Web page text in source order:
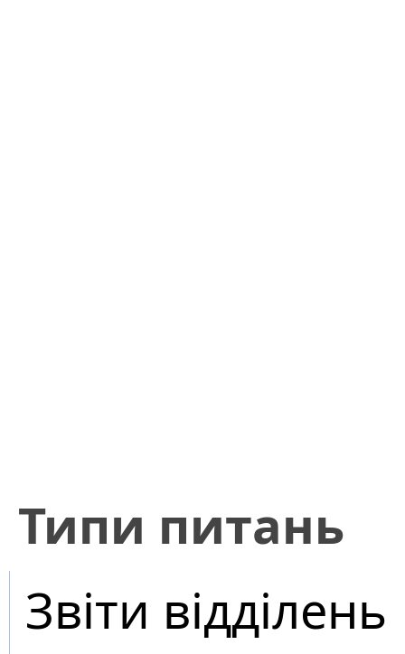
​Типи питань
Звіти відділень